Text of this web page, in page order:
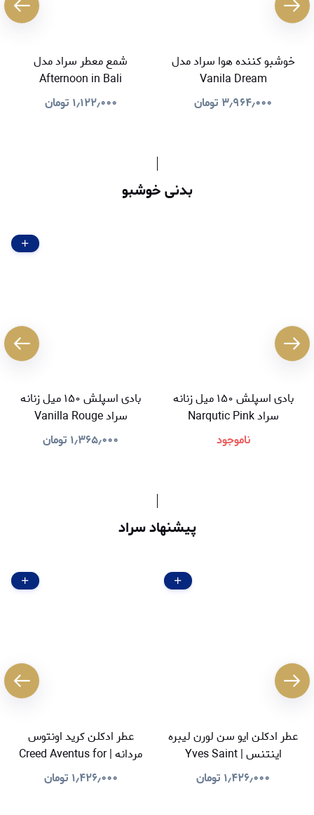
خوشبو کننده هوا سراد مدل
Vanila Dream
۳٫۹۶۴٫۰۰۰ تومان
شمع معطر سراد مدل
Afternoon in Bali
۱٫۱۲۲٫۰۰۰ تومان
بدنی خوشبو
بادی اسپلش ۱۵۰ میل زنانه
سراد Narqutic Pink
ناموجود
بادی اسپلش ۱۵۰ میل زنانه
سراد Vanilla Rouge
۱٫۳۶۵٫۰۰۰ تومان
پیشنهاد سراد
عطر ادکلن ایو سن لورن لیبره
اینتنس | Yves Saint
Laurent Libre Intense
۱٫۴۲۶٫۰۰۰ تومان
عطر ادکلن کرید اونتوس
مردانه | Creed Aventus for
Men
۱٫۴۲۶٫۰۰۰ تومان